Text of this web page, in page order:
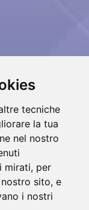
tecniche
la tua
nel nostro
mirati, per
sito, e
i nostri
Tutti i